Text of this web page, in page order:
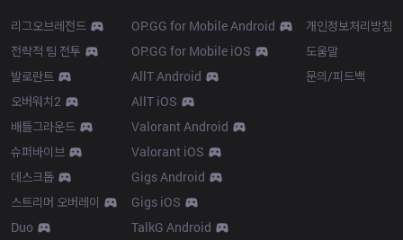
리그오브레전드
전략적 팀 전투
발로란트
오버워치2
배틀그라운드
슈퍼바이브
데스크톱
스트리머 오버레이
Duo
OP.GG for Mobile Android
OP.GG for Mobile iOS
AllT Android
AllT iOS
Valorant Android
Valorant iOS
Gigs Android
Gigs iOS
TalkG Android
개인정보처리방침
도움말
문의/피드백